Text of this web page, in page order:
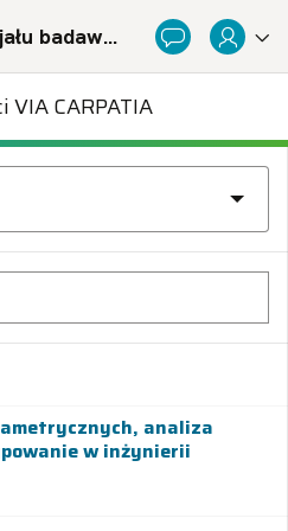
Baza potencjału badawczego Politechnicznej Sieci Via Carpatia im. Prezydenta RP Lecha Kaczyńskiego
VIA CARPATIA
analiza
w inżynierii